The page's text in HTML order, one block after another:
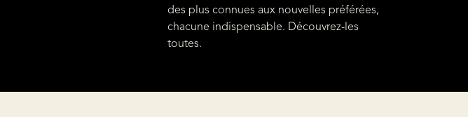
des plus connues aux nouvelles préférées,
chacune indispensable. Découvrez-les
toutes.